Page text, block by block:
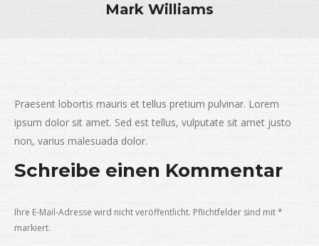
Mark Williams
Praesent lobortis mauris et tellus pretium pulvinar. Lorem
ipsum dolor sit amet. Sed est tellus, vulputate sit amet justo
non, varius malesuada dolor.
Schreibe einen Kommentar
Ihre E-Mail-Adresse wird nicht veröffentlicht. Pflichtfelder sind mit*
markiert.